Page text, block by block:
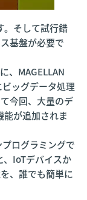
。そして試行錯
基盤が必要で
、MAGELLAN
ッグデータ処理
今回、大量のデ
能が追加されま
プログラミングで
、IoTデバイスか
、誰でも簡単に